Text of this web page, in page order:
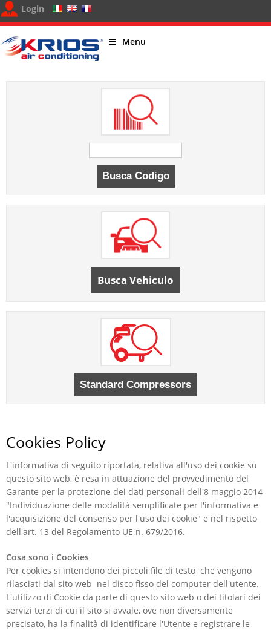
Login
Menu
Busca Vehiculo
Cookies Policy
L'informativa di seguito riportata, relativa all'uso dei cookie su
questo sito web, è resa in attuazione del provvedimento del
Garante per la protezione dei dati personali dell'8 maggio 2014
"Individuazione delle modalità semplificate per l'informativa e
l'acquisizione del consenso per l'uso dei cookie" e nel rispetto
dell'art. 13 del Regolamento UE n. 679/2016.
Cosa sono i Cookies
Per cookies si intendono dei piccoli file di testo che vengono
rilasciati dal sito web nel disco fisso del computer dell'utente.
L'utilizzo di Cookie da parte di questo sito web o dei titolari dei
servizi terzi di cui il sito si avvale, ove non diversamente
precisato, ha la finalità di identificare l'Utente e registrare le